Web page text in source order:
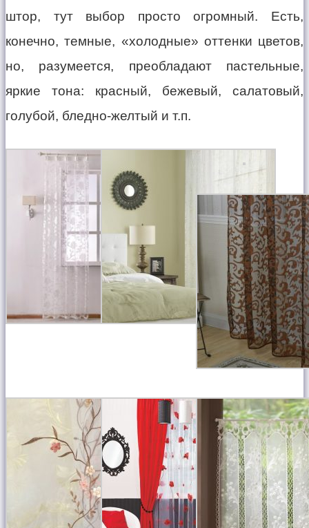
штор, тут выбор просто огромный. Есть,
конечно, темные, «холодные» оттенки цветов,
но, разумеется, преобладают пастельные,
яркие тона: красный, бежевый, салатовый,
голубой, бледно-желтый и т.п.